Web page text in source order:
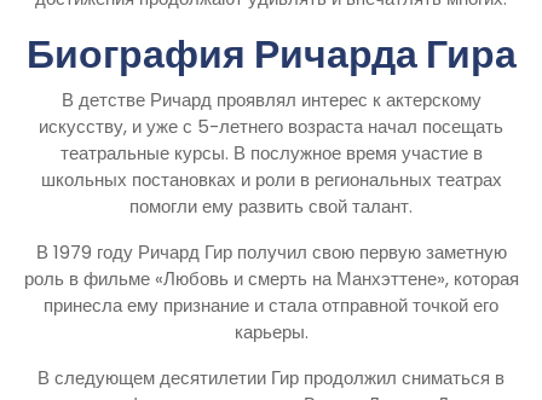
Биография Ричарда Гира
В детстве Ричард проявлял интерес к актерскому
искусству, и уже с 5-летнего возраста начал посещать
театральные курсы. В послужное время участие в
школьных постановках и роли в региональных театрах
помогли ему развить свой талант.
В 1979 году Ричард Гир получил свою первую заметную
роль в фильме «Любовь и смерть на Манхэттене», которая
принесла ему признание и стала отправной точкой его
карьеры.
В следующем десятилетии Гир продолжил сниматься в